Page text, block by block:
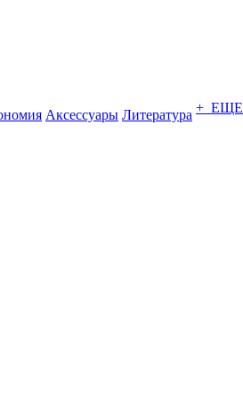
Аксессуары Литература + ЕЩЕ